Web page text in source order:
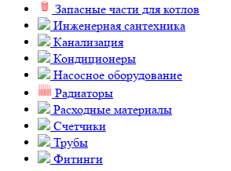
Запасные части для котлов
Инженерная сантехника
Канализация
Кондиционеры
Насосное оборудование
Радиаторы
Расходные материалы
Счетчики
Трубы
Фитинги